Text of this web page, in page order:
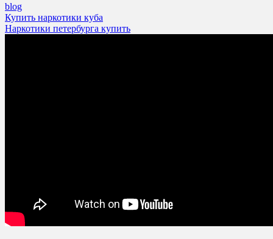
blog
Post
navigation
Купить наркотики куба
Наркотики петербурга купить